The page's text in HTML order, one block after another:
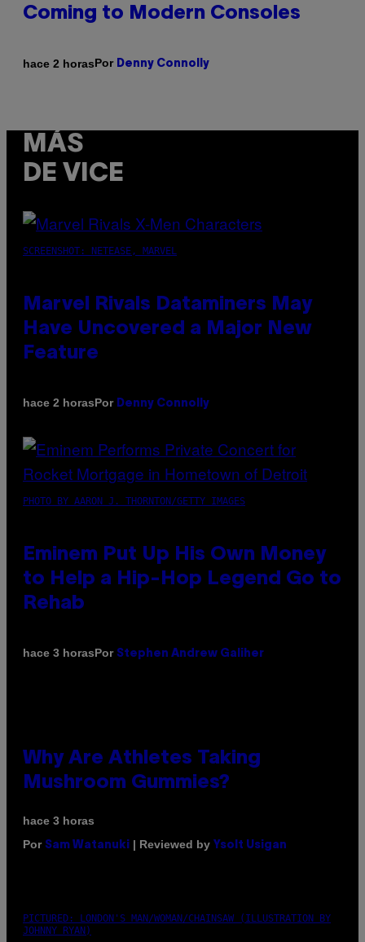
Coming to Modern Consoles
hace 2 horasPor Denny Connolly
MÁS
DE VICE
SCREENSHOT: NETEASE, MARVEL
Marvel Rivals Dataminers May
Have Uncovered a Major New
Feature
hace 2 horasPor Denny Connolly
PHOTO BY AARON J. THORNTON/GETTY IMAGES
Eminem Put Up His Own Money
to Help a Hip-Hop Legend Go to
Rehab
hace 3 horasPor Stephen Andrew Galiher
Why Are Athletes Taking
Mushroom Gummies?
hace 3 horas
Por Sam Watanuki | Reviewed by Ysolt Usigan
PICTURED: LONDON'S MAN/WOMAN/CHAINSAW (ILLUSTRATION BY
JOHNNY RYAN)